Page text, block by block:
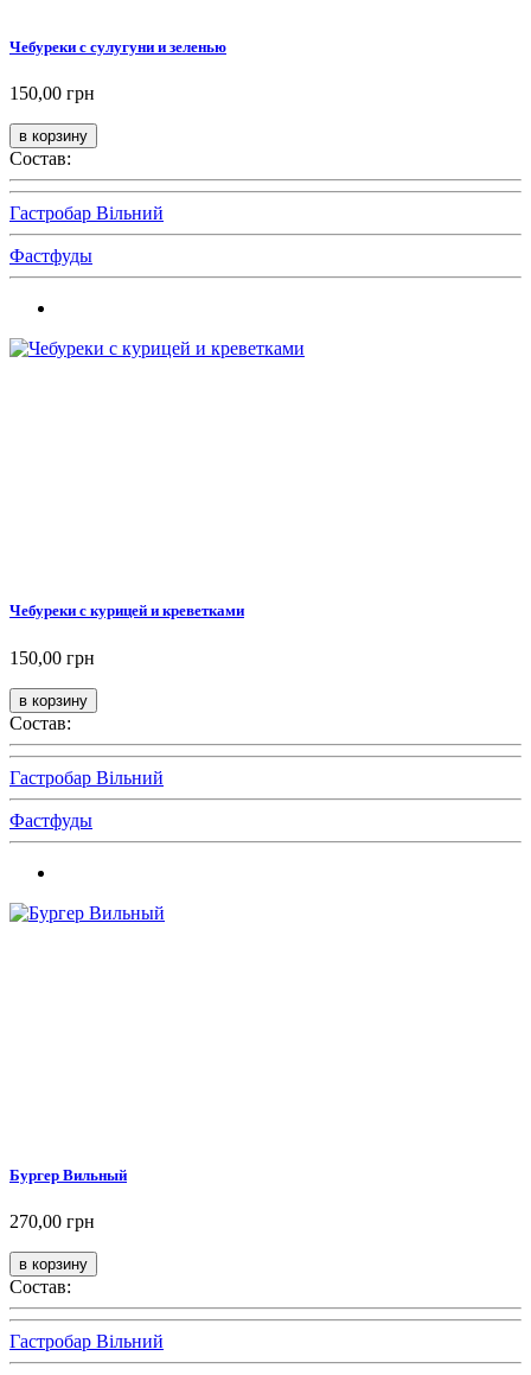
Чебуреки с сулугуни и зеленью
150,00 грн
Состав:
Гастробар Вільний
Фастфуды
Чебуреки с курицей и креветками
150,00 грн
Состав:
Гастробар Вільний
Фастфуды
Бургер Вильный
270,00 грн
Состав:
Гастробар Вільний